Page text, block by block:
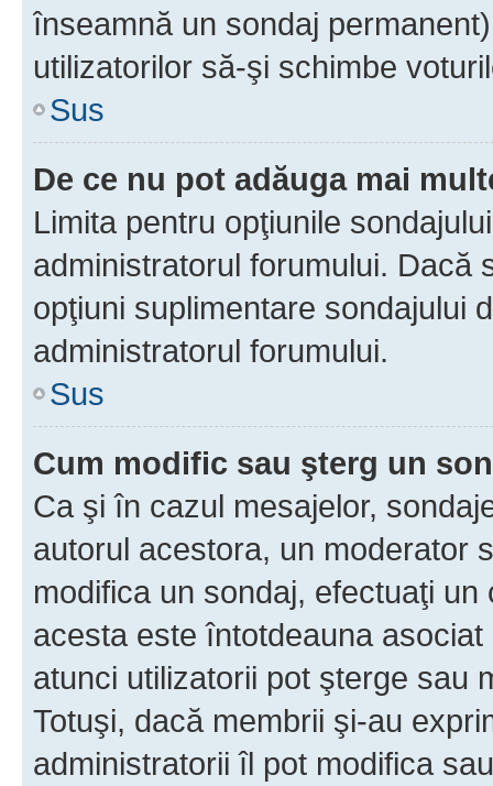
înseamnă un sondaj
utilizatorilor să-şi schimbe
Sus
De ce nu pot adăuga mai
Limita pentru opţiunile
administratorul forumului. Dacă
opţiuni suplimentare sondajului
administratorul forumului.
Sus
Cum modific sau şterg un
Ca şi în cazul mesajelor,
autorul acestora, un moderator
modifica un sondaj, efectuaţi
acesta este întotdeauna
atunci utilizatorii pot şterge sau
Totuşi, dacă membrii şi-au
administratorii îl pot modifica